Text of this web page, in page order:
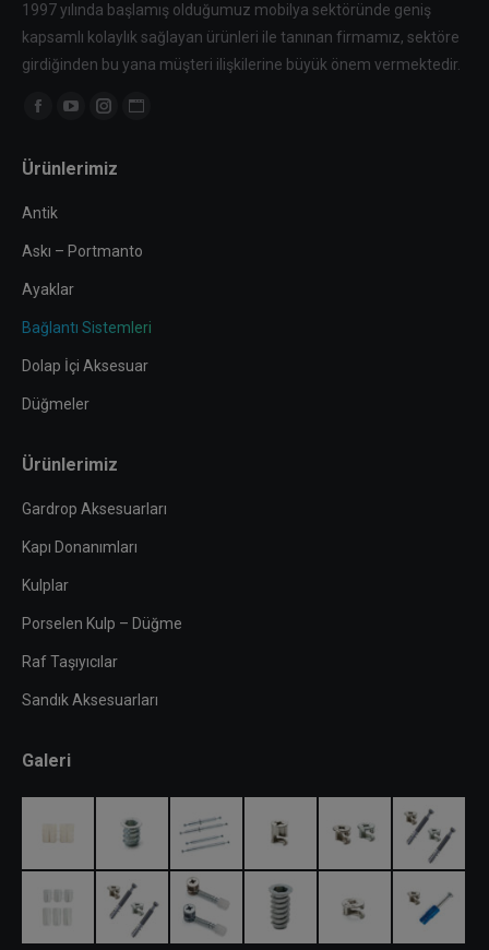
1997 yılında başlamış olduğumuz mobilya sektöründe geniş
kapsamlı kolaylık sağlayan ürünleri ile tanınan firmamız, sektöre
girdiğinden bu yana müşteri ilişkilerine büyük önem vermektedir.
Find us on:
Facebook
opens
in
window
YouTube
opens
window
Instagram
opens
window
Website
window
Ürünlerimiz
Antik
Askı – Portmanto
Ayaklar
Bağlantı Sistemleri
Dolap İçi Aksesuar
Düğmeler
Ürünlerimiz
Gardrop Aksesuarları
Kapı Donanımları
Kulplar
Porselen Kulp – Düğme
Raf Taşıyıcılar
Sandık Aksesuarları
Galeri